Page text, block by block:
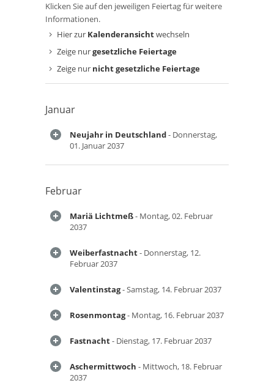
Klicken Sie auf den jeweiligen Feiertag für weitere
Informationen.
Hier zur Kalenderansichtwechseln
Zeige nurgesetzliche Feiertage
Zeige nur nicht gesetzliche Feiertage
Januar
Neujahr in Deutschland- Donnerstag,
01. Januar 2037
Februar
Mariä Lichtmeß- Montag, 02. Februar
2037
Weiberfastnacht- Donnerstag, 12.
Februar 2037
Valentinstag- Samstag, 14. Februar 2037
Rosenmontag- Montag, 16. Februar 2037
Fastnacht- Dienstag, 17. Februar 2037
Aschermittwoch - Mittwoch, 18. Februar
2037